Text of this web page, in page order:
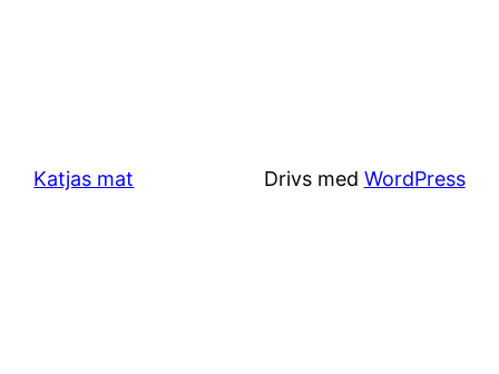
Katjas mat Drivs med WordPress